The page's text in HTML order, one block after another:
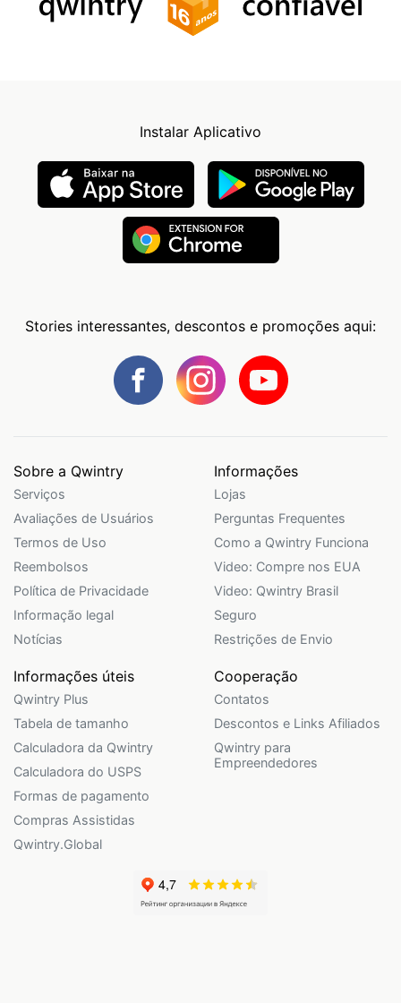
Instalar Aplicativo
Stories interessantes, descontos e promoções aqui:
Sobre a Qwintry
Serviços
Avaliações de Usuários
Termos de Uso
Reembolsos
Política de Privacidade
Informação legal
Notícias
Informações
Lojas
Perguntas Frequentes
Como a Qwintry Funciona
Video: Compre nos EUA
Video: Qwintry Brasil
Seguro
Restrições de Envio
Informações úteis
Qwintry Plus
Tabela de tamanho
Calculadora da Qwintry
Calculadora do USPS
Formas de pagamento
Compras Assistidas
Qwintry.Global
Cooperação
Contatos
Descontos e Links Afiliados
Qwintry para
Empreendedores